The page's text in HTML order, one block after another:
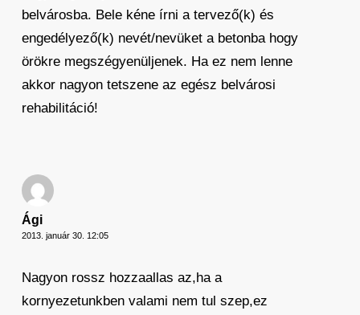
belvárosba. Bele kéne írni a tervező(k) és
engedélyező(k) nevét/nevüket a betonba hogy
örökre megszégyenüljenek. Ha ez nem lenne
akkor nagyon tetszene az egész belvárosi
rehabilitáció!
Ági
2013. január 30. 12:05
Nagyon rossz hozzaallas az,ha a
kornyezetunkben valami nem tul szep,ez